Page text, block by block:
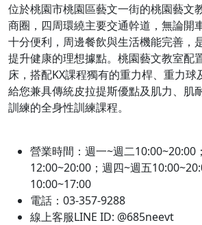
位於桃園市桃園區藝文一街的桃園藝文
商圈，四周環繞主要交通幹道，無論開
十分便利，周邊餐飲與生活機能完善，
提升健康的理想據點。桃園藝文教室配
床，搭配KX課程獨有的重力桿、重力
給您兼具傳統皮拉提斯優點及肌力、肌
訓練的全身性訓練課程。
營業時間：週一~週二10:00~20:00
12:00~20:00；週四~週五
10:00~17:00
電話：03-357-9288
線上客服LINE ID: @685neevt